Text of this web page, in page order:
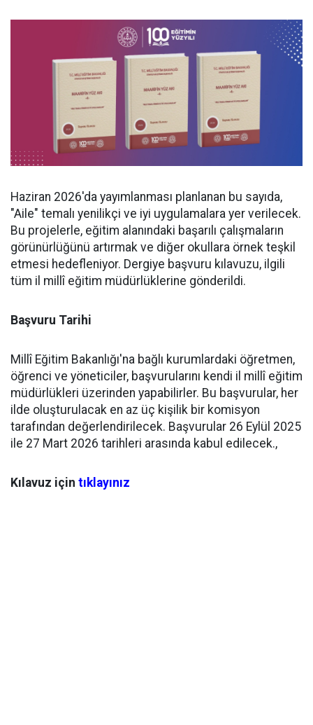
Haziran 2026'da yayımlanması planlanan bu sayıda,
"Aile" temalı yenilikçi ve iyi uygulamalara yer verilecek.
Bu projelerle, eğitim alanındaki başarılı çalışmaların
görünürlüğünü artırmak ve diğer okullara örnek teşkil
etmesi hedefleniyor. Dergiye başvuru kılavuzu, ilgili
tüm il millî eğitim müdürlüklerine gönderildi.
Başvuru Tarihi
Millî Eğitim Bakanlığı'na bağlı kurumlardaki öğretmen,
öğrenci ve yöneticiler, başvurularını kendi il millî eğitim
müdürlükleri üzerinden yapabilirler. Bu başvurular, her
ilde oluşturulacak en az üç kişilik bir komisyon
tarafından değerlendirilecek. Başvurular 26 Eylül 2025
ile 27 Mart 2026 tarihleri arasında kabul edilecek.,
Kılavuz için tıklayınız